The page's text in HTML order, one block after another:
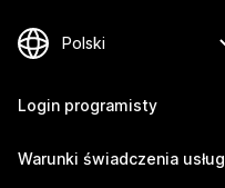
Login programisty
Warunki świadczenia usług